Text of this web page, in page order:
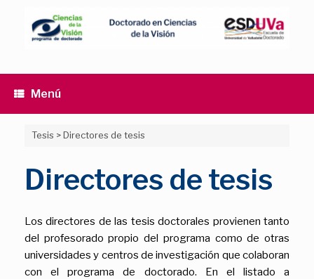
contenido
Menú
Tesis >Directores de tesis
Directores de tesis
Los directores de las tesis doctorales provienen tanto
del profesorado propio del programa como de otras
universidades y centros de investigación que colaboran
con el programa de doctorado. En el listado a